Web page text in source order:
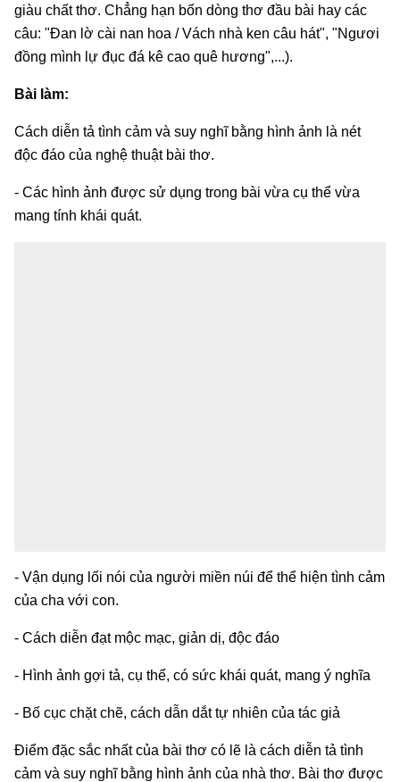
giàu chất thơ. Chẳng hạn bốn dòng thơ đầu bài hay các
câu: "Đan lờ cài nan hoa / Vách nhà ken câu hát", "Ngươi
đồng mình lự đục đá kê cao quê hương",...).
Bài làm:
Cách diễn tả tình cảm và suy nghĩ bằng hình ảnh là nét
độc đáo của nghệ thuật bài thơ.
- Các hình ảnh được sử dụng trong bài vừa cụ thể vừa
mang tính khái quát.
- Vận dụng lối nói của người miền núi để thể hiện tình cảm
của cha với con.
- Cách diễn đạt mộc mạc, giản dị, độc đáo
- Hình ảnh gợi tả, cụ thể, có sức khái quát, mang ý nghĩa
- Bố cục chặt chẽ, cách dẫn dắt tự nhiên của tác giả
Điểm đặc sắc nhất của bài thơ có lẽ là cách diễn tả tình
cảm và suy nghĩ bằng hình ảnh của nhà thơ. Bài thơ được